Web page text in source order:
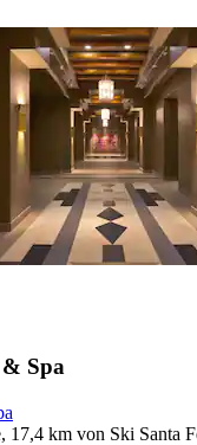
Spa
17,4 km von Ski Santa